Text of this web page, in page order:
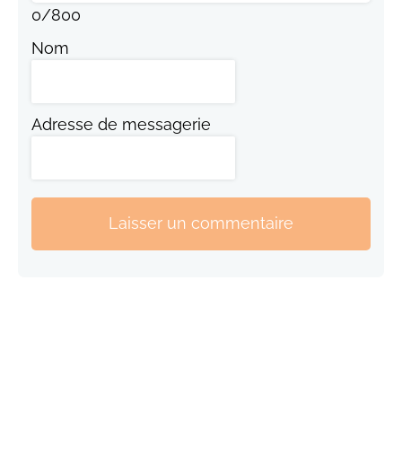
0/800
Nom
Adresse de messagerie
Laisser un commentaire